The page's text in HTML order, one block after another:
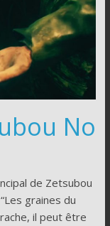
No
de Zetsubou
graines du
il peut être